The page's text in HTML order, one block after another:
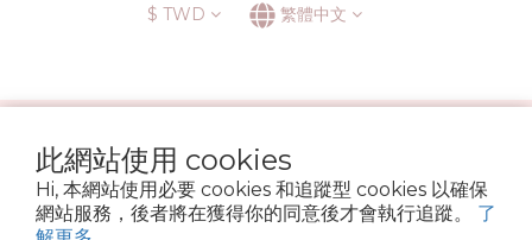
此網站使用 cookies
Hi, 本網站使用必要 cookies 和追蹤型 cookies 以確保
網站服務，後者將在獲得你的同意後才會執行追蹤。 了
$ TWD 繁體中文
運送方式
退換貨政策 條款與細則
Copyright © 2022 6street. All rights reserved.
營業登記名稱 六街生活文具房 72314705